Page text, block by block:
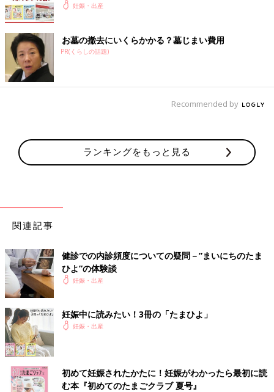
妊娠・出産
お墓の撤去にいくらかかる？墓じまい費用
PR(くらしの話題)
Recommended by
ランキングをもっと見る
関連記事
健診での内診頻度についての疑問－”まいにちのたま
ひよ”の体験談
妊娠・出産
妊娠中に読みたい！3冊の「たまひよ」
妊娠・出産
初めて妊娠されたかたに！妊娠がわかったら最初に読
む本『初めてのたまごクラブ 夏号』